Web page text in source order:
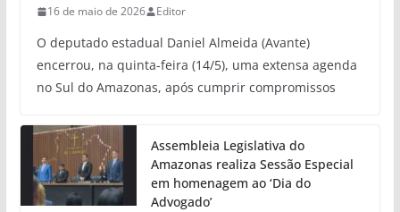
16 de maio de 2026 Editor
O deputado estadual Daniel Almeida (Avante)
encerrou, na quinta-feira (14/5), uma extensa agenda
no Sul do Amazonas, após cumprir compromissos
Assembleia Legislativa do
Amazonas realiza Sessão Especial
em homenagem ao ‘Dia do
Advogado’